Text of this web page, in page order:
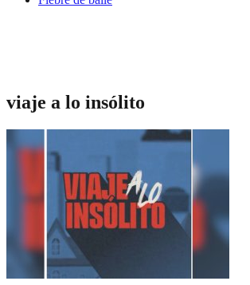
viaje a lo insólito